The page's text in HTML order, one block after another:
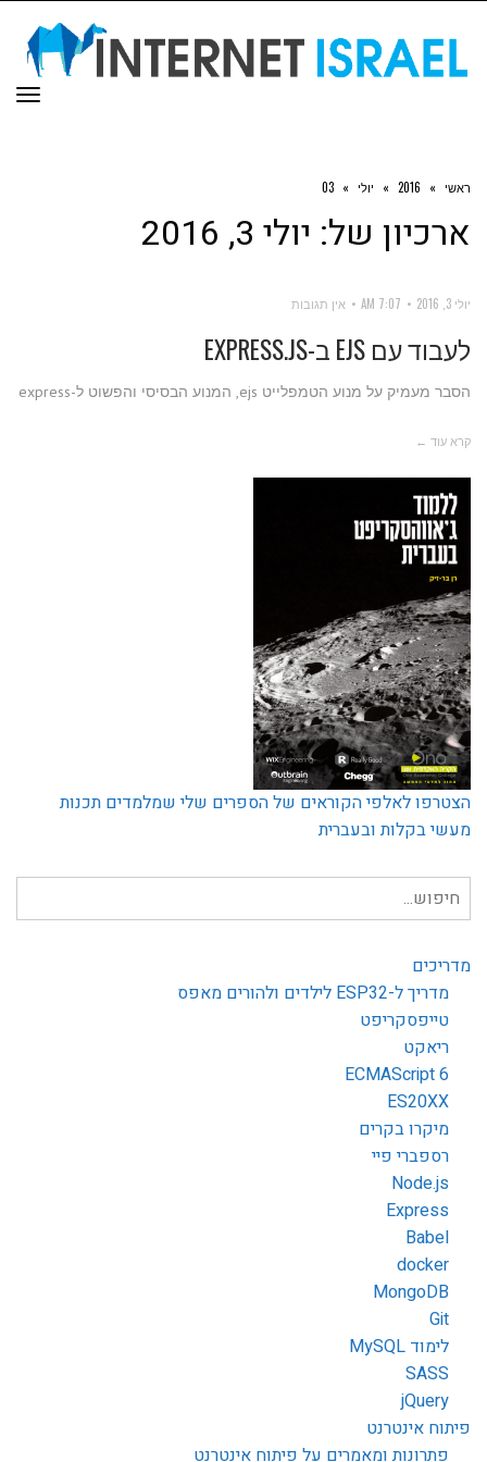
ראשי »
2016
» יולי »
03
ארכיון של: יולי 3, 2016
יולי 3, 2016 7:07 AM אין תגובות
לעבוד עם EJS ב-EXPRESS.JS
הסבר מעמיק על מנוע הטמפלייט ejs, המנוע הבסיסי והפשוט ל-express
קרא עוד ←
הצטרפו לאלפי הקוראים של הספרים שלי שמלמדים תכנות
מעשי בקלות ובעברית
חיפוש
עבור:
מדריכים
מדריך ל-ESP32 לילדים ולהורים מאפס
טייפסקריפט
ריאקט
ECMAScript 6
ES20XX
מיקרו בקרים
רספברי פיי
Node.js
Express
Babel
docker
MongoDB
Git
לימוד MySQL
SASS
jQuery
פיתוח אינטרנט
פתרונות ומאמרים על פיתוח אינטרנט